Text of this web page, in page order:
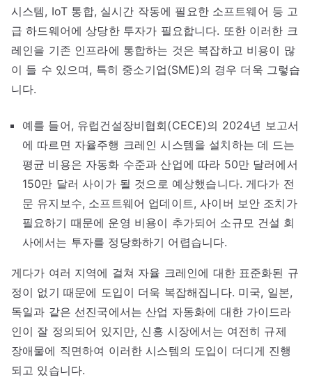
시스템, IoT 통합, 실시간 작동에 필요한 소프트웨어 등 고
급 하드웨어에 상당한 투자가 필요합니다. 또한 이러한 크
레인을 기존 인프라에 통합하는 것은 복잡하고 비용이 많
이 들 수 있으며, 특히 중소기업(SME)의 경우 더욱 그렇습
니다.
예를 들어, 유럽건설장비협회(CECE)의 2024년 보고서
에 따르면 자율주행 크레인 시스템을 설치하는 데 드는
평균 비용은 자동화 수준과 산업에 따라 50만 달러에서
150만 달러 사이가 될 것으로 예상했습니다. 게다가 전
문 유지보수, 소프트웨어 업데이트, 사이버 보안 조치가
필요하기 때문에 운영 비용이 추가되어 소규모 건설 회
사에서는 투자를 정당화하기 어렵습니다.
게다가 여러 지역에 걸쳐 자율 크레인에 대한 표준화된 규
정이 없기 때문에 도입이 더욱 복잡해집니다. 미국, 일본,
독일과 같은 선진국에서는 산업 자동화에 대한 가이드라
인이 잘 정의되어 있지만, 신흥 시장에서는 여전히 규제
장애물에 직면하여 이러한 시스템의 도입이 더디게 진행
되고 있습니다.